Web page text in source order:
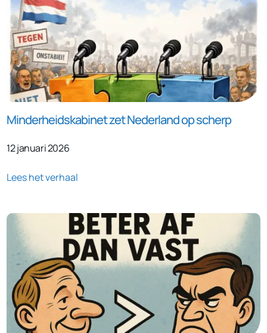
Minderheidskabinet zet Nederland op scherp
12 januari 2026
Lees het verhaal